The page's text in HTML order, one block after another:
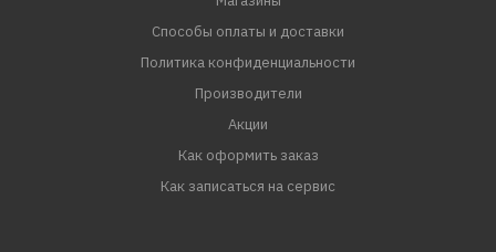
Способы оплаты и доставки
Политика конфиденциальности
Производители
Акции
Как оформить заказ
Как записаться на сервис